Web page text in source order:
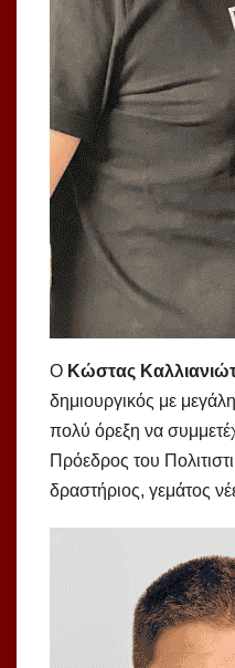
Ο Κώστας
δημιουργικός με
πολύ όρεξη να
Πρόεδρος του
δραστήριος, γεμάτος